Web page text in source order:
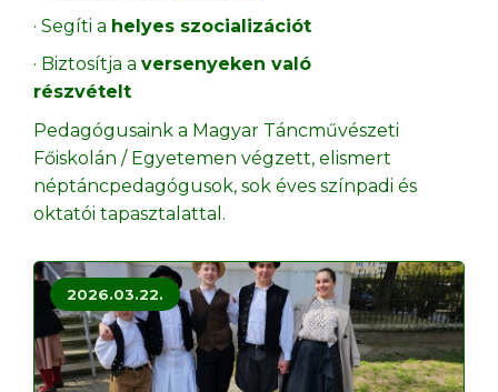
· Segíti a helyes szocializációt
· Biztosítja a versenyeken való
részvételt
Pedagógusaink a Magyar Táncművészeti
Főiskolán / Egyetemen végzett, elismert
néptáncpedagógusok, sok éves színpadi és
oktatói tapasztalattal.
2026.03.22.